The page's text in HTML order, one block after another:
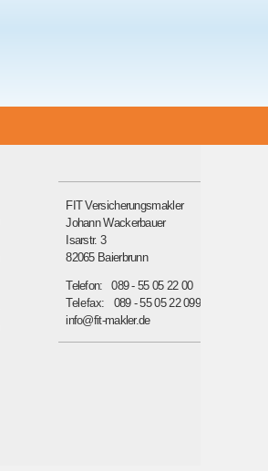
FIT Versicherungsmakler
Johann Wackerbauer
Isarstr. 3
82065 Baierbrunn
089 - 55 05 22 00
089 - 55 05 22 099
info@fit-makler.de